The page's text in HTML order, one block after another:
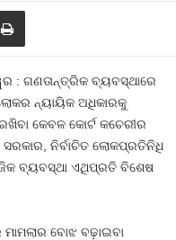
: ଗଣତାନ୍ତ୍ରିକ ବ୍ୟବସ୍ଥାରେ
ନ୍ୟାୟିକ ଅଧିକାରକୁ
କେବଳ କୋର୍ଟ କଚେରୀର
ସରକାର, ନିର୍ବାଚିତ ଲୋକପ୍ରତିନିଧି
ବ୍ୟବସ୍ଥା ଏଥିପ୍ରତି ବିଶେଷ
ବୋଝ ବଢ଼ାଇବା